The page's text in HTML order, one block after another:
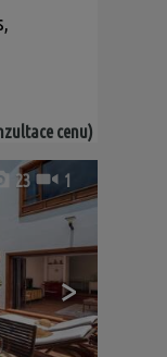
cenu)
>
23 1